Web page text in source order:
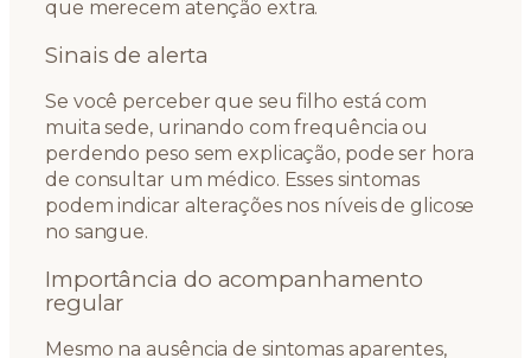
que merecem atenção extra.
Sinais de alerta
Se você perceber que seu filho está com
muita sede, urinando com frequência ou
perdendo peso sem explicação, pode ser hora
de consultar um médico. Esses sintomas
podem indicar alterações nos níveis de glicose
no sangue.
Importância do acompanhamento
regular
Mesmo na ausência de sintomas aparentes,